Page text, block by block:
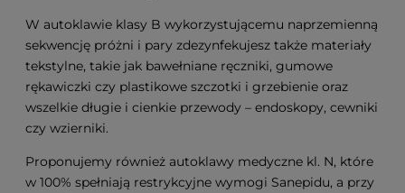
W autoklawie klasy B wykorzystującemu naprzemienną
sekwencję próżni i pary zdezynfekujesz także materiały
tekstylne, takie jak bawełniane ręczniki, gumowe
rękawiczki czy plastikowe szczotki i grzebienie oraz
wszelkie długie i cienkie przewody – endoskopy, cewniki
czy wzierniki.
Proponujemy również autoklawy medyczne kl. N, które
w 100% spełniają restrykcyjne wymogi Sanepidu, a przy